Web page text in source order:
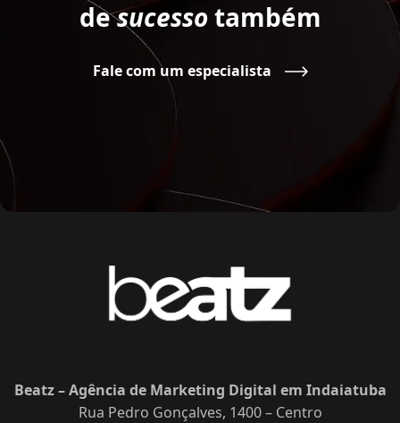
desucessotambém
Fale com um especialista
Beatz – Agência de Marketing Digital em Indaiatuba
Rua Pedro Gonçalves, 1400 – Centro